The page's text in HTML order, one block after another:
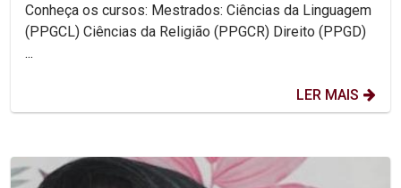
Conheça os cursos: Mestrados: Ciências da Linguagem
(PPGCL) Ciências da Religião (PPGCR) Direito (PPGD)
...
LER MAIS